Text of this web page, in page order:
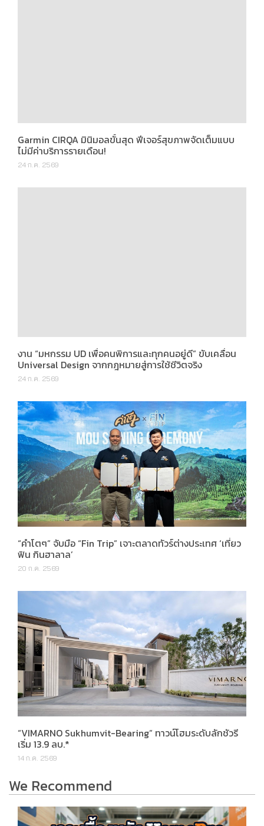
Garmin CIRQA มินิมอลขั้นสุด ฟีเจอร์สุขภาพจัดเต็มแบบ
ไม่มีค่าบริการรายเดือน!
24 ก.ค. 2569
Universal Design จากกฎหมายสู่การใช้ชีวิตจริง
24 ก.ค. 2569
“คำโตๆ” จับมือ “Fin Trip” เจาะตลาดทัวร์ต่างประเทศ ‘เที่ยว
ฟิน กินฮาลาล’
20 ก.ค. 2569
“VIMARNO Sukhumvit-Bearing” ทาวน์โฮมระดับลักชัวรี
เริ่ม 13.9 ลบ.*
14 ก.ค. 2569
We Recommend